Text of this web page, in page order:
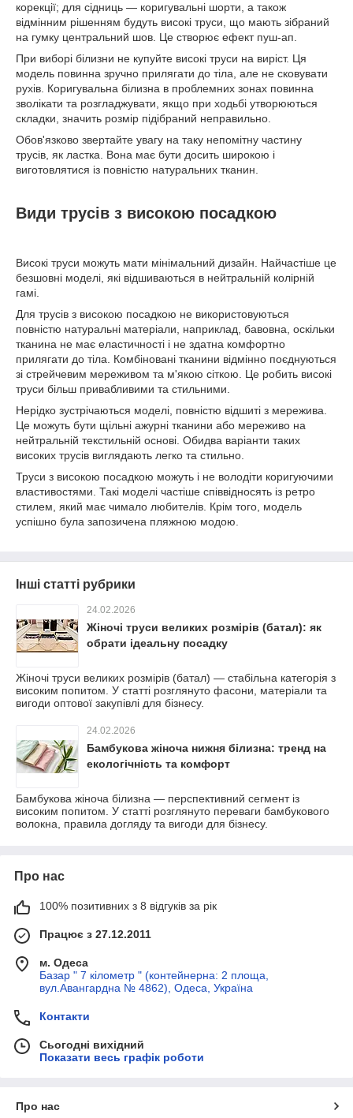
корекції; для сідниць — коригувальні шорти, а також
відмінним рішенням будуть високі труси, що мають зібраний
на гумку центральний шов. Це створює ефект пуш-ап.
При виборі білизни не купуйте високі труси на виріст. Ця
модель повинна зручно прилягати до тіла, але не сковувати
рухів. Коригувальна білизна в проблемних зонах повинна
зволікати та розгладжувати, якщо при ходьбі утворюються
складки, значить розмір підібраний неправильно.
Обов'язково звертайте увагу на таку непомітну частину
трусів, як ластка. Вона має бути досить широкою і
виготовлятися із повністю натуральних тканин.
Види трусів з високою посадкою
Високі труси можуть мати мінімальний дизайн. Найчастіше це
безшовні моделі, які відшиваються в нейтральній колірній
гамі.
Для трусів з високою посадкою не використовуються
повністю натуральні матеріали, наприклад, бавовна, оскільки
тканина не має еластичності і не здатна комфортно
прилягати до тіла. Комбіновані тканини відмінно поєднуються
зі стрейчевим мереживом та м'якою сіткою. Це робить високі
труси більш привабливими та стильними.
Нерідко зустрічаються моделі, повністю відшиті з мережива.
Це можуть бути щільні ажурні тканини або мереживо на
нейтральній текстильній основі. Обидва варіанти таких
високих трусів виглядають легко та стильно.
Труси з високою посадкою можуть і не володіти коригуючими
властивостями. Такі моделі частіше співвідносять із ретро
стилем, який має чимало любителів. Крім того, модель
успішно була запозичена пляжною модою.
Інші статті рубрики
24.02.2026
Жіночі труси великих розмірів (батал): як
обрати ідеальну посадку
Жіночі труси великих розмірів (батал) — стабільна категорія з
високим попитом. У статті розглянуто фасони, матеріали та
вигоди оптової закупівлі для бізнесу.
24.02.2026
Бамбукова жіноча нижня білизна: тренд на
екологічність та комфорт
Бамбукова жіноча білизна — перспективний сегмент із
високим попитом. У статті розглянуто переваги бамбукового
волокна, правила догляду та вигоди для бізнесу.
Про нас
100% позитивних з 8 відгуків за рік
Працює з 27.12.2011
м. Одеса
Базар " 7 кілометр " (контейнерна: 2 площа,
вул.Авангардна № 4862), Одеса, Україна
Контакти
Сьогодні вихідний
Показати весь графік роботи
Про нас